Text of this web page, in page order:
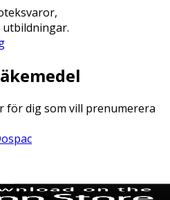
för dig som vill prenumerera